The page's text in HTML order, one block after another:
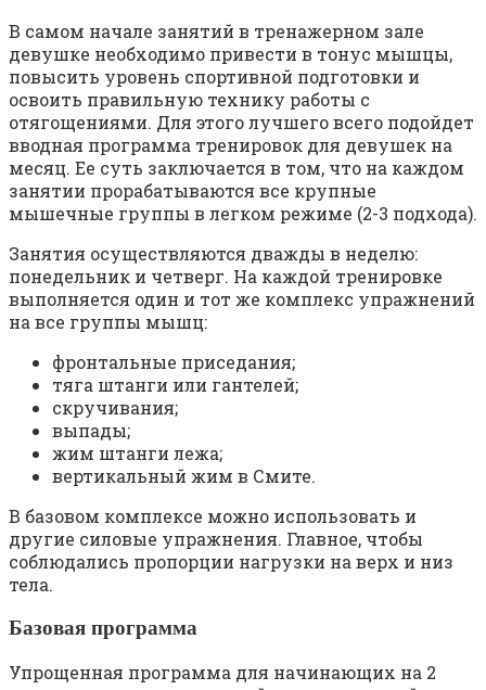
В самом начале занятий в тренажерном зале
девушке необходимо привести в тонус мышцы,
повысить уровень спортивной подготовки и
освоить правильную технику работы с
отягощениями. Для этого лучшего всего подойдет
вводная программа тренировок для девушек на
месяц. Ее суть заключается в том, что на каждом
занятии прорабатываются все крупные
мышечные группы в легком режиме (2-3 подхода).
Занятия осуществляются дважды в неделю:
понедельник и четверг. На каждой тренировке
выполняется один и тот же комплекс упражнений
на все группы мышц:
фронтальные приседания;
тяга штанги или гантелей;
скручивания;
выпады;
жим штанги лежа;
вертикальный жим в Смите.
В базовом комплексе можно использовать и
другие силовые упражнения. Главное, чтобы
соблюдались пропорции нагрузки на верх и низ
тела.
Базовая программа
Упрощенная программа для начинающих на 2